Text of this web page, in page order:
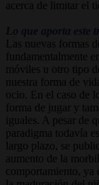
acerca de limitar el
Las nuevas formas
fundamentalmente
móviles u otro tipo
nuestra forma de
ocio. En el caso de
forma de jugar y
iguales. A pesar de
paradigma todavía
largo plazo, se
aumento de la
comportamiento, ya